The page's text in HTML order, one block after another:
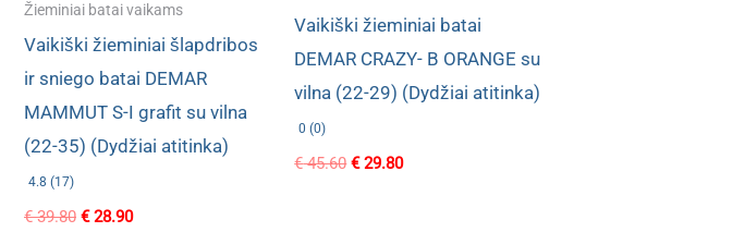
Žieminiai batai vaikams
Vaikiški žieminiai šlapdribos
ir sniego batai DEMAR
MAMMUT S-I grafit su vilna
(22-35) (Dydžiai atitinka)
4.8 (17)
€39.80 Original
€28.90Current
Vaikiški žieminiai batai
DEMAR CRAZY- B ORANGE su
vilna (22-29) (Dydžiai atitinka)
0 (0)
€45.60 Original
€29.80Current